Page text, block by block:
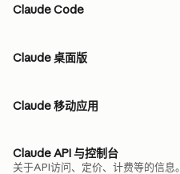
Claude Code
Claude 桌面版
Claude 移动应用
Claude API 与控制台
关于API访问、定价、计费等的信息。